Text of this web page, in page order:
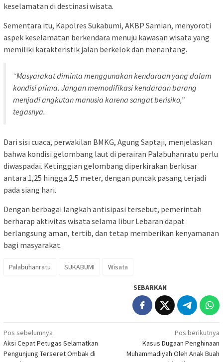
keselamatan di destinasi wisata.
Sementara itu, Kapolres Sukabumi, AKBP Samian, menyoroti
aspek keselamatan berkendara menuju kawasan wisata yang
memiliki karakteristik jalan berkelok dan menantang.
“Masyarakat diminta menggunakan kendaraan yang dalam
kondisi prima. Jangan memodifikasi kendaraan barang
menjadi angkutan manusia karena sangat berisiko,”
tegasnya.
Dari sisi cuaca, perwakilan BMKG, Agung Saptaji, menjelaskan
bahwa kondisi gelombang laut di perairan Palabuhanratu perlu
diwaspadai. Ketinggian gelombang diperkirakan berkisar
antara 1,25 hingga 2,5 meter, dengan puncak pasang terjadi
pada siang hari.
Dengan berbagai langkah antisipasi tersebut, pemerintah
berharap aktivitas wisata selama libur Lebaran dapat
berlangsung aman, tertib, dan tetap memberikan kenyamanan
bagi masyarakat.
Palabuhanratu SUKABUMI Wisata
SEBARKAN
Navigasi
pos
Pos sebelumnya
Aksi Cepat Petugas Selamatkan
Pengunjung Terseret Ombak di
Pos berikutnya
Kasus Dugaan Penghinaan
Muhammadiyah Oleh Anak Buah